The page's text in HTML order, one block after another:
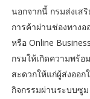
นอกจากนี้ กรมส่งเส
การค้าผ่านช่องทางอ
หรือ Online
กรมให้เกิดความพร้
สะดวกให้แก่ผู้ส่งออก
กิจกรรมผ่านระบบซูม